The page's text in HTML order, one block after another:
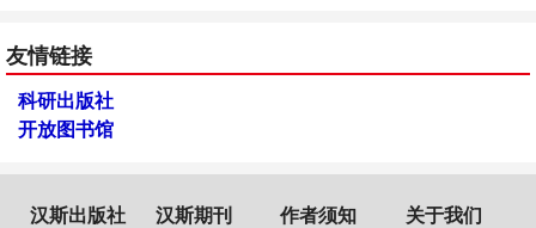
友情链接
科研出版社
开放图书馆
汉斯出版社 汉斯期刊 作者须知 关于我们